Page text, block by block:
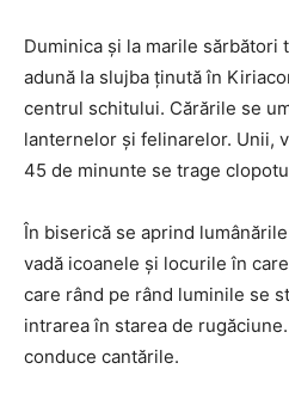
Duminica şi la marile
adună la slujba ţinută în
centrul schitului. Cărările se
lanternelor şi felinarelor. Unii,
45 de minunte se trage
În biserică se aprind
vadă icoanele şi locurile în
care rând pe rând luminile se
intrarea în starea de
conduce cantările.